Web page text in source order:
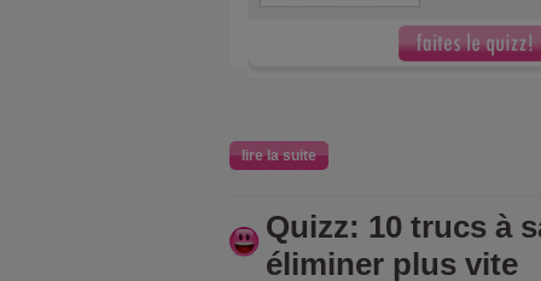
lire la suite
Quizz: 10 trucs à
éliminer plus vite